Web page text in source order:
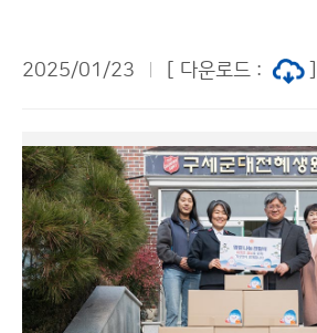
2025/01/23
[ 다운로드 :